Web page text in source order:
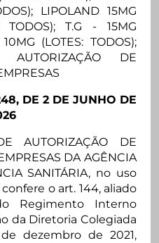
LIPOLAND 15MG
TODOS); T.G - 15MG
(LOTES: TODOS);
AUTORIZAÇÃO DE
DE 2 DE JUNHO DE
AUTORIZAÇÃO DE
DA AGÊNCIA
SANITÁRIA, no uso
o art. 144, aliado
Regimento Interno
da Diretoria Colegiada
dezembro de 2021,